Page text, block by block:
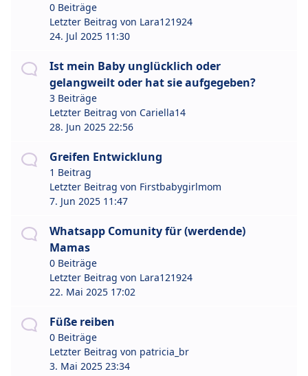
0 Beiträge
Letzter Beitrag von Lara121924
24. Jul 2025 11:30
Ist mein Baby unglücklich oder
gelangweilt oder hat sie aufgegeben?
3 Beiträge
Letzter Beitrag von Cariella14
28. Jun 2025 22:56
Greifen Entwicklung
1 Beitrag
Letzter Beitrag von Firstbabygirlmom
7. Jun 2025 11:47
Whatsapp Comunity für (werdende)
Mamas
0 Beiträge
Letzter Beitrag von Lara121924
22. Mai 2025 17:02
Füße reiben
0 Beiträge
Letzter Beitrag von patricia_br
3. Mai 2025 23:34